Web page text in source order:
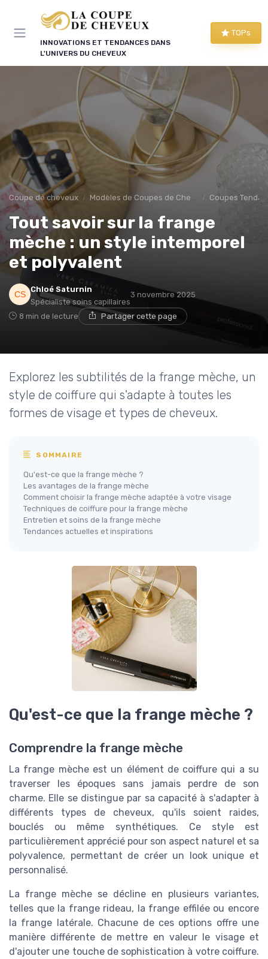
INNOVATIONS ET TENDANCES DANS
L'UNIVERS DU CHEVEUX
TOPs
Coupe de cheveux Modèles de Coupes de Cheveux Coupes
Tout savoir sur la frange
mèche : un style intemporel
et polyvalent
Chloé Saturnin
Spécialiste soins capillaires
3 novembre 2025
8 min de lecture Partager cette page
Explorez les subtilités de la frange mèche, un
style de coiffure qui s'adapte à toutes les
formes de visage et types de cheveux.
SOMMAIRE
Qu'est-ce que la frange mèche ?
Les avantages de la frange mèche
Comment choisir la frange mèche adaptée à votre visage
Techniques de coiffure pour la frange mèche
Entretien et soins de la frange mèche
Tendances actuelles et inspirations
Qu'est-ce que la frange mèche ?
Comprendre la frange mèche
La frange mèche est un élément de coiffure qui a su
traverser les époques sans jamais perdre de son
charme. Elle se distingue par sa capacité à s'adapter à
différents types de cheveux, qu'ils soient raides,
bouclés ou même synthétiques. Ce style est
particulièrement apprécié pour son aspect naturel et sa
polyvalence, permettant de créer un look unique et
personnalisé.
La frange mèche se décline en plusieurs variantes,
telles que la frange rideau, la frange effilée ou encore
la frange latérale. Chacune de ces options offre une
manière différente de mettre en valeur le visage et
d'ajouter une touche de sophistication à votre coiffure.